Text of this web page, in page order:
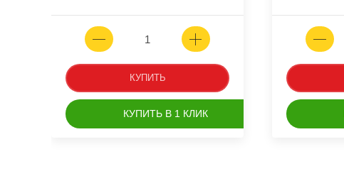
КУПИТЬ
КУПИТЬ В 1 КЛИК